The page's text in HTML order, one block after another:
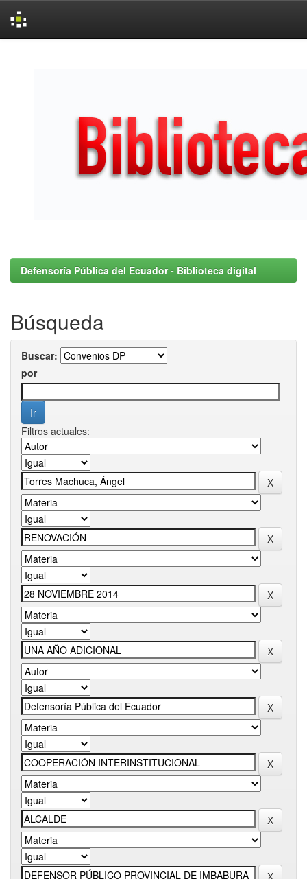
Defensoría Pública del Ecuador - Biblioteca digital
Búsqueda
Buscar:
por
Filtros actuales: